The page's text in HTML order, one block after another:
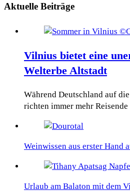
Aktuelle Beiträge
Vilnius bietet eine
Welterbe Altstadt
Während Deutschland auf
richten immer mehr Reisende
Weinwissen aus erster Hand
Urlaub am Balaton mit dem